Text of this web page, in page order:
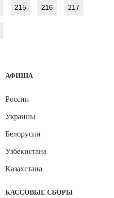
215 216 217
АФИША
России
Украины
Белорусии
Узбекистана
Казахстана
КАССОВЫЕ СБОРЫ